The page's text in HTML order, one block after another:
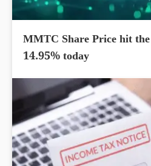
MMTC Share Price hit
14.95% today